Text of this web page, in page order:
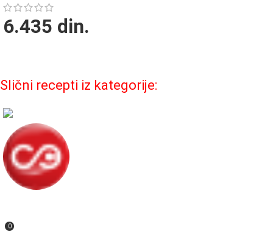
6.435 din.
Slični recepti iz kategorije:
0